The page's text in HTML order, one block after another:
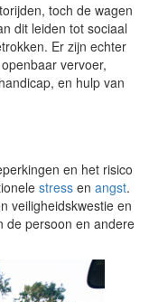
toch de wagen
dit leiden tot sociaal
Er zijn echter
vervoer,
en hulp van
en het risico
stress en angst.
veiligheidskwestie en
de persoon en andere